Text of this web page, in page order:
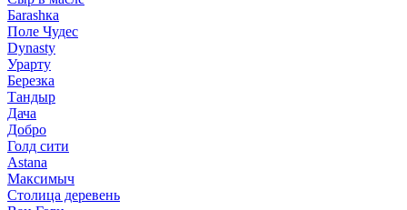
Баrаshка
Поле Чудес
Dynasty
Урарту
Березка
Тандыр
Дача
Добро
Голд сити
Astana
Максимыч
Столица деревень